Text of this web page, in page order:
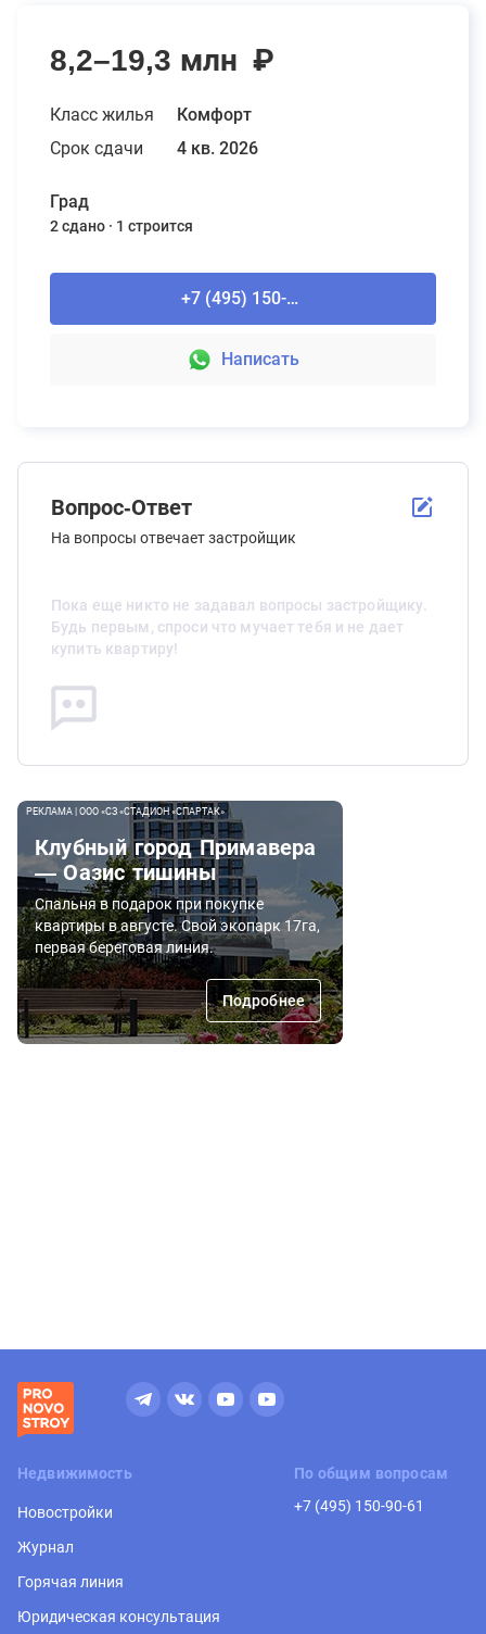
8,2–19,3 млн ₽
Класс жилья
Комфорт
Срок сдачи
4 кв. 2026
Град
2 сдано 1 строится
+7 (495) 150-90-61
Написать
Вопрос-Ответ
На вопросы отвечает застройщик
Пока еще никто не задавал вопросы застройщику.
Будь первым, спроси что мучает тебя и не дает
купить квартиру!
РЕКЛАМА | ООО «СЗ «СТАДИОН «СПАРТАК»
Клубный город Примавера
— Оазис тишины
Спальня в подарок при покупке
квартиры в августе. Свой экопарк 17га,
первая береговая линия.
Подробнее
Недвижимость
Новостройки
Журнал
Горячая линия
Юридическая консультация
По общим вопросам
+7 (495) 150-90-61